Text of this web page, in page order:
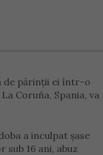
de părinții ei într-o
Coruña, Spania, va
a inculpat șase
16 ani, abuz